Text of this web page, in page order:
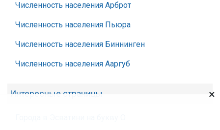
Численность населения Арброт
Численность населения Пьюра
Численность населения Биннинген
Численность населения Ааргуб
Интересные страницы ×